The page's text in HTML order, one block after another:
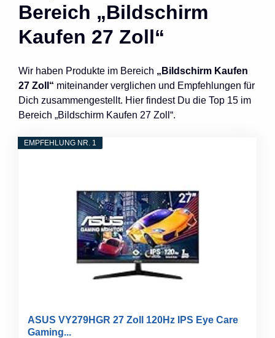
Bereich „Bildschirm
Kaufen 27 Zoll“
Wir haben Produkte im Bereich „Bildschirm Kaufen
27 Zoll“ miteinander verglichen und Empfehlungen für
Dich zusammengestellt. Hier findest Du die Top 15 im
Bereich „Bildschirm Kaufen 27 Zoll“.
EMPFEHLUNG NR. 1
ASUS VY279HGR 27 Zoll 120Hz IPS Eye Care
Gaming...